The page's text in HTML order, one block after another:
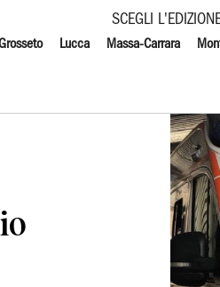
SCEGLI
Lucca Massa-Carrara